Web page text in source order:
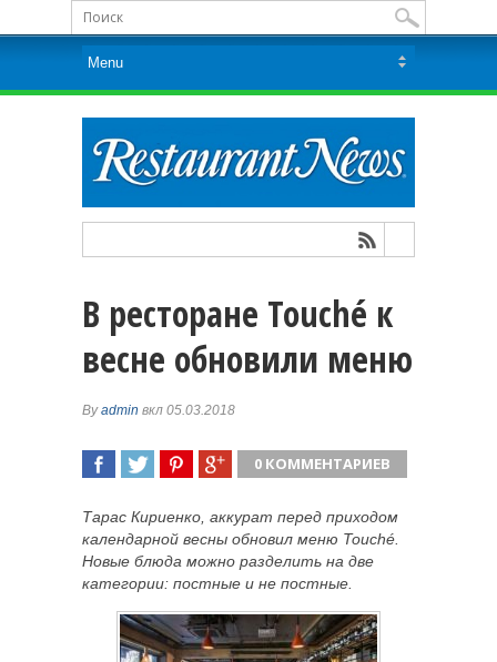
В ресторане Touché к
весне обновили меню
Byadmin вкл 05.03.2018
0 КОММЕНТАРИЕВ
Тарас Кириенко, аккурат перед приходом
календарной весны обновил меню Touché.
Новые блюда можно разделить на две
категории: постные и не постные.